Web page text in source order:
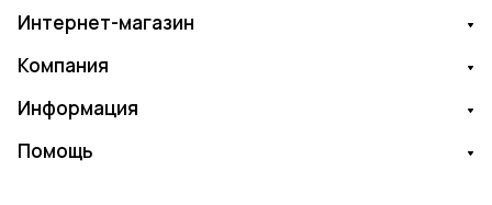
Интернет-магазин
Компания
Информация
Помощь